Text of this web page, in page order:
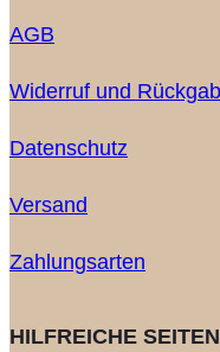
AGB
Widerruf und
Datenschutz
Versand
Zahlungsarten
HILFREICHE SEITEN